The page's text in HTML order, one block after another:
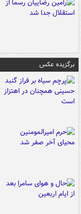
برگزیده عکس